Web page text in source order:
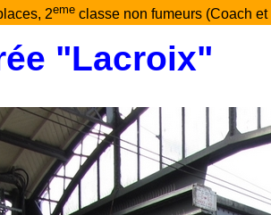
2eme classe non fumeurs (Coach et
"Lacroix"